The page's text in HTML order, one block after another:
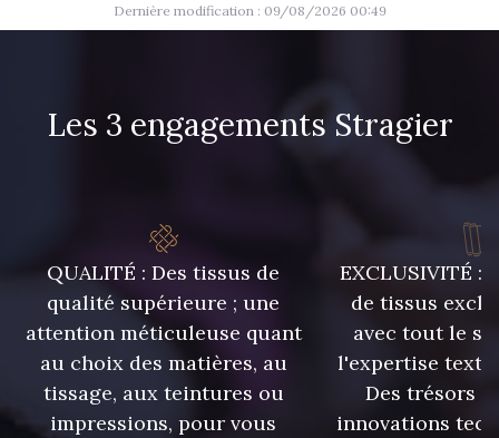
75 cm 80 cm
9390 - Gris Mercure 9685 - Graphite
9654 - Gris Manchot
8989 - Chocolat
1455 - Or Clair
5968 - Vert bouteille
Dernière modification : 09/08/2026 00:49
Les 3 engagements Stragier
QUALITÉ : Des tissus de
qualité supérieure ; une
attention méticuleuse quant
au choix des matières, au
tissage, aux teintures ou
impressions, pour vous
EXCLUSIVITÉ :
de tissus
avec tout le
l'expertise
Des trésors
innovations